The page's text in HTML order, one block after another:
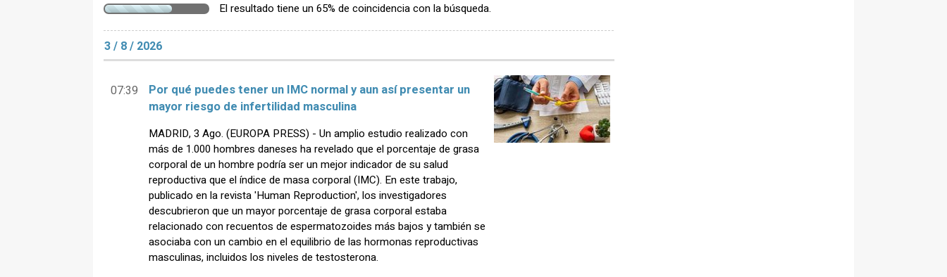
El resultado tiene un 65% de coincidencia con la búsqueda.
3 / 8 / 2026
07:39
Por qué puedes tener un IMC normal y aun así presentar un
mayor riesgo de infertilidad masculina
MADRID, 3 Ago. (EUROPA PRESS) - Un amplio estudio realizado con
más de 1.000 hombres daneses ha revelado que el porcentaje de grasa
corporal de un hombre podría ser un mejor indicador de su salud
reproductiva que el índice de masa corporal (IMC). En este trabajo,
publicado en la revista 'Human Reproduction', los investigadores
descubrieron que un mayor porcentaje de grasa corporal estaba
relacionado con recuentos de espermatozoides más bajos y también se
asociaba con un cambio en el equilibrio de las hormonas reproductivas
masculinas, incluidos los niveles de testosterona.